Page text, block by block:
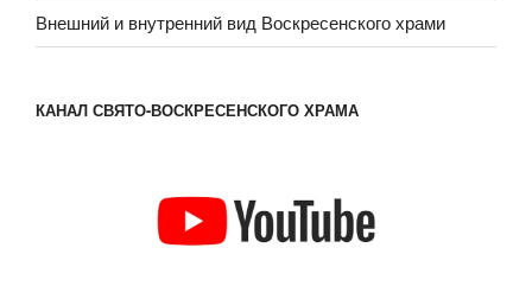
Внешний и внутренний вид Воскресенского храми
КАНАЛ СВЯТО-ВОСКРЕСЕНСКОГО ХРАМА